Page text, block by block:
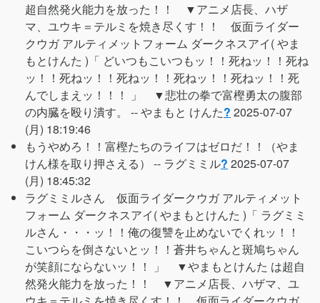
超自然発火能力を放った！！ ▼アニメ店長、ハザ
マ、ユウキ＝テルミを焼き尽くす！！ 仮面ライダー
クウガ アルティメットフォーム ダークネスアイ( やま
もとけんた )「 どいつもこいつもッ！！死ねッ！！死ね
ッ！！死ねッ！！死ねッ！！死ねッ！！死ねッ！！死
んでしまえッ！！！ 」 ▼悲壮の拳で富樫勇太の腹部
の内臓を殴り潰す。 --やまもと けんた? 2025-07-07
(月) 18:19:46
もうやめろ！！富樫たちのライフはゼロだ！！（やま
けん様を取り押さえる） -- ラグミミル? 2025-07-07
(月) 18:45:32
ラグミミルさん 仮面ライダークウガ アルティメット
フォーム ダークネスアイ( やまもとけんた )「 ラグミミ
ルさん・・・ッ！！俺の復讐を止めないでくれッ！！
こいつらを倒さないとッ！！蒼井ちゃんと斑鳩ちゃん
が笑顔にならないッ！！ 」 ▼やまもとけんた は超自
然発火能力を放った！！ ▼アニメ店長、ハザマ、ユ